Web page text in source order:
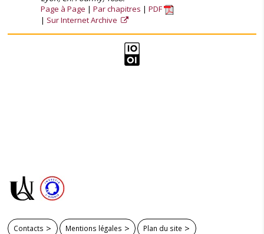
Page à Page
Par chapitres
PDF
Sur Internet Archive
Contacts Mentions légales Plan du site